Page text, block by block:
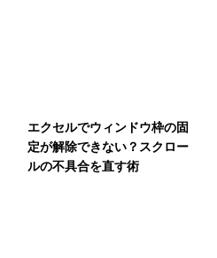
エクセルでウィンドウ枠の固
定が解除できない？スクロー
ルの不具合を直す術